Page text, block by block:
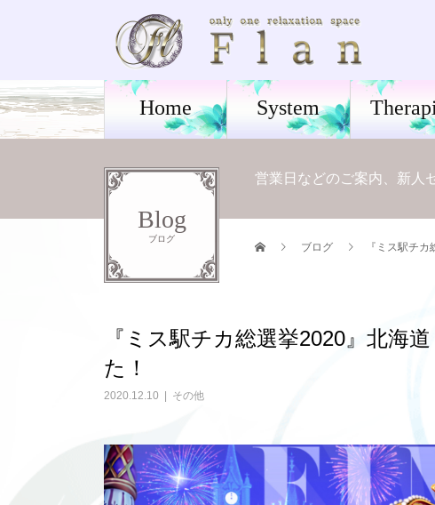
Home System
Blog
ブログ
営業日などのご案内、新人
ブログ 『ミス駅チ
『ミス駅チカ総選挙2020』北海
た！
2020.12.10 その他